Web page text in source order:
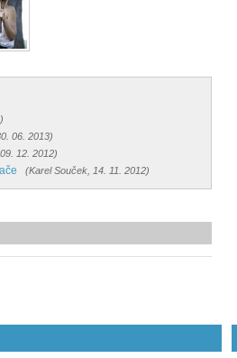
06. 2013)
12. 2012)
(Karel Souček, 14. 11. 2012)